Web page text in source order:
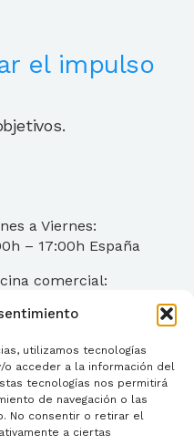
utilizamos tecnologías
o acceder a la información del
tecnologías nos permitirá
de navegación o las
No consentir o retirar el
a ciertas
el impulso
a Viernes:
– 17:00h España
comercial:
Las Palmas de